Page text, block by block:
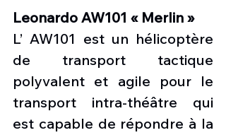
Leonardo AW101 « Merlin »
L’ AW101 est un hélicoptère
de transport tactique
polyvalent et agile pour le
transport intra-théâtre qui
est capable de répondre à la